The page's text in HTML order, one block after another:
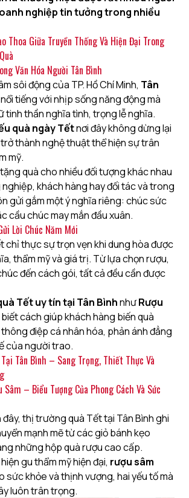
nghiệp tin tưởng trong nhiều
Thoa Giữa Truyền Thống Và Hiện Đại Trong
Văn Hóa Người Tân Bình
sôi động của TP. Hồ Chí Minh, Tân
tiếng với nhịp sống năng động mà
tinh thần nghĩa tình, trọng lễ nghĩa.
quà ngày Tếtnơi đây không dừng lại
thành nghệ thuật thể hiện sự trân
mỹ.
quà cho nhiều đối tượng khác nhau
khách hàng hay đối tác và trong
gửi gắm một ý nghĩa riêng: chúc sức
cầu chúc may mắn đầu xuân.
Lời Chúc Năm Mới
chỉ thực sự trọn vẹn khi dung hòa được
thẩm mỹ và giá trị. Từ lựa chọn rượu,
đến cách gói, tất cả đều cần được
Tết uy tín tại Tân BìnhnhưRượu
cách giúp khách hàng biến quà
điệp cá nhân hóa, phản ánh đẳng
của người trao.
Tân Bình – Sang Trọng, Thiết Thực Và
Sâm – Biểu Tượng Của Phong Cách Và Sức
thị trường quà Tết tại Tân Bình ghi
mạnh mẽ từ các giỏ bánh kẹo
nhữnghộp quà rượu cao cấp.
gu thẩm mỹ hiện đại, rượu sâm
khỏe và thịnh vượng, hai yếu tố mà
luôn trân trọng.